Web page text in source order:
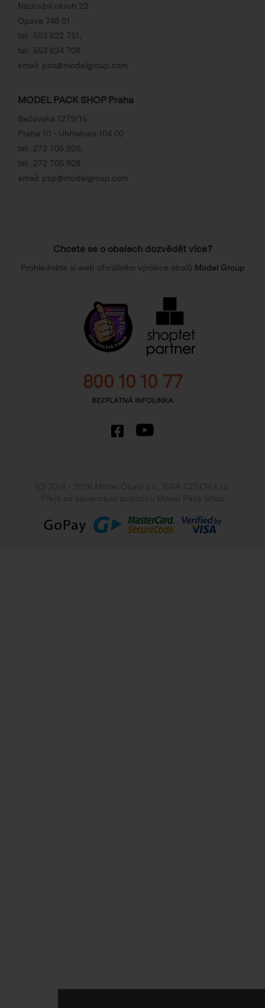
Nádražní okruh 23
Opava 746 01
tel.: 553 622 751
tel.: 553 624 708
email: pso@modelgroup.com
MODEL PACK SHOP Praha
Bečovská 1279/15
Praha 10 - Uhříněves 104 00
tel.: 272 705 926
tel.: 272 705 928
email: psp@modelgroup.com
Chcete se o obalech dozvědět více?
Prohlédněte si web oficiálního výrobce obalů Model Group
800 10 10 77
BEZPLATNÁ INFOLINKA